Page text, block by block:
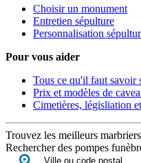
Choisir un monument
Entretien sépulture
Personnalisation
Pour vous aider
Tous ce qu'il faut savoir
Prix et modèles de
Cimetières, législiation
Trouvez les meilleurs
Rechercher des pompes